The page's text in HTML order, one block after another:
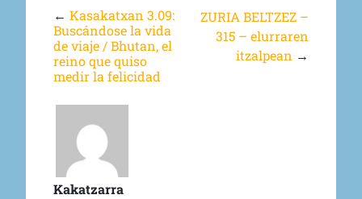
← Kasakatxan 3.09:
Buscándose la vida
de viaje / Bhutan, el
reino que quiso
medir la felicidad
ZURIA BELTZEZ –
315 – elurraren
itzalpean →
Kakatzarra